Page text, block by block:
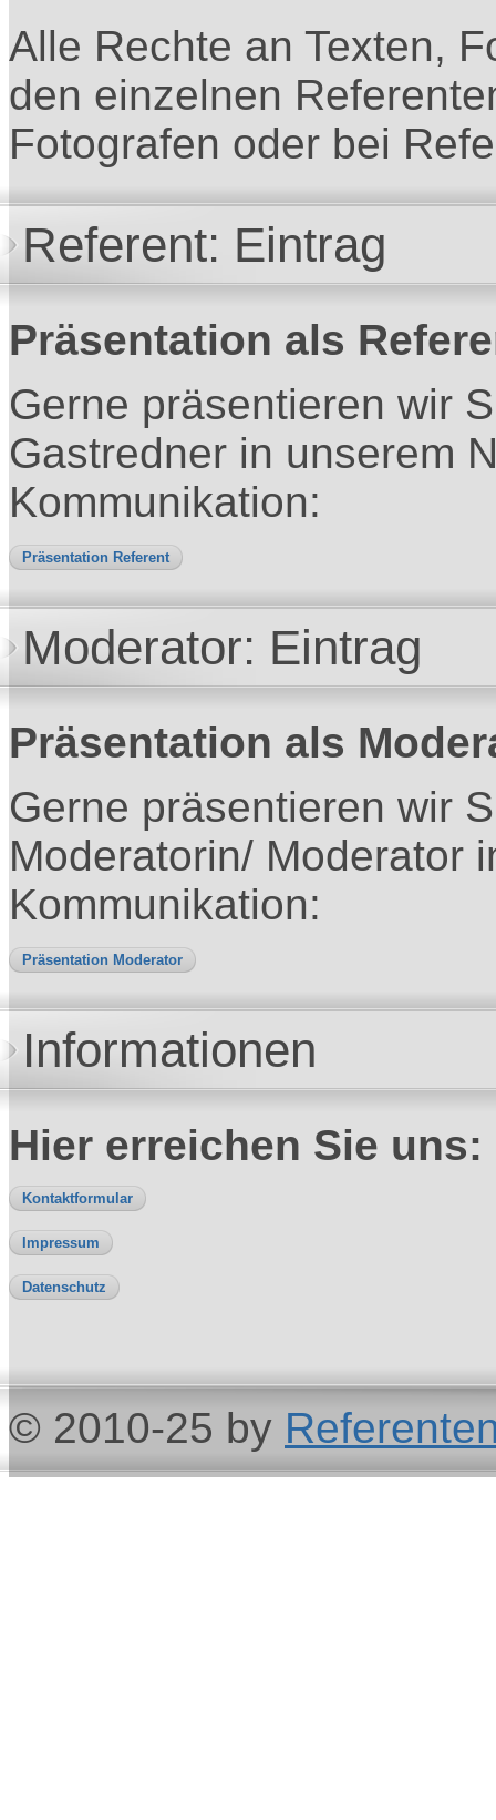
Alle Rechte an Texten,
den einzelnen
Fotografen oder bei
Referent: Eintrag
Präsentation als
Gerne präsentieren wir
Gastredner in unserem
Kommunikation:
Präsentation Referent
Moderator: Eintrag
Präsentation als
Gerne präsentieren wir
Moderatorin/ Moderator
Kommunikation:
Präsentation Moderator
Informationen
Hier erreichen Sie uns:
Kontaktformular
Impressum
Datenschutz
© 2010-25 by